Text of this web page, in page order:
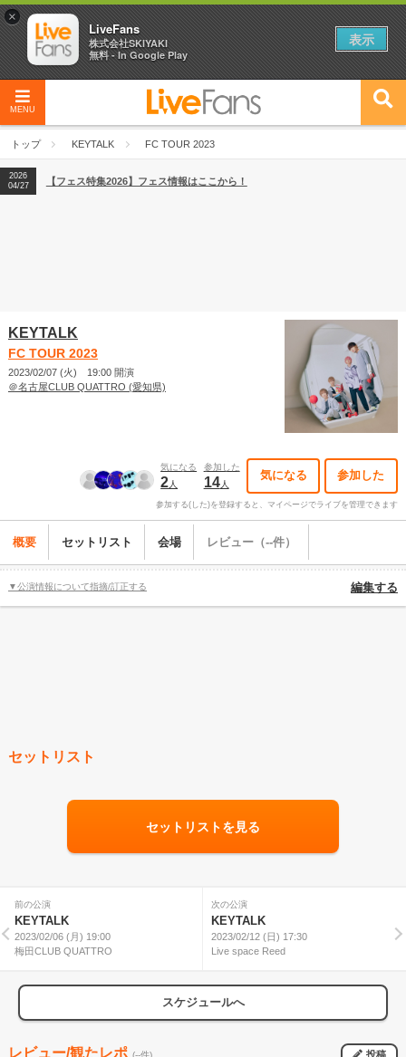
MENU
トップ KEYTALK FC TOUR 2023
2026
04/27
2026
【ライブ動員ランキング】2026年上半期編発表！
2026
04/27
【フェス特集2026】フェス情報はここから！
KEYTALK
FC TOUR 2023
2023/02/07 (火) 19:00 開演
＠名古屋CLUB QUATTRO (愛知県)
気になる
2人
参加した
14人
気になる 参加した
参加する(した)を登録すると、マイページでライブを管理できます
概要 セットリスト 会場 レビュー（--件）
▼公演情報について指摘/訂正する 編集する
セットリスト
セットリストを見る
前の公演
KEYTALK
2023/02/06 (月) 19:00
梅田CLUB QUATTRO
次の公演
KEYTALK
2023/02/12 (日) 17:30
Live space Reed
スケジュールへ
レビュー/観たレポ 投稿
×
LiveFans
株式会社SKIYAKI
無料 - In Google Play
表示